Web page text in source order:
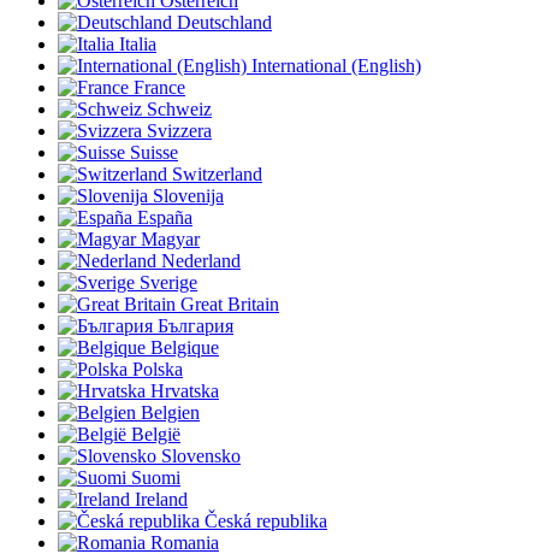
Deutschland
Italia
International (English)
France
Schweiz
Svizzera
Suisse
Switzerland
Slovenija
España
Magyar
Nederland
Sverige
Great Britain
България
Belgique
Polska
Hrvatska
Belgien
België
Slovensko
Suomi
Ireland
Česká republika
Romania